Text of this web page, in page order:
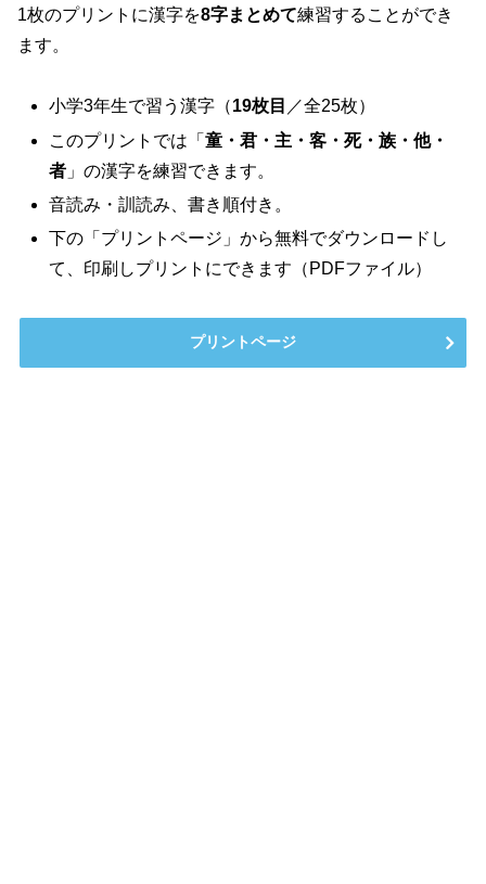
1枚のプリントに漢字を8字まとめて練習することができ
ます。
小学3年生で習う漢字（19枚目 ／全25枚）
このプリントでは「童・君・主・客・死・族・他・
者 」の漢字を練習できます。
音読み・訓読み、書き順付き。
下の「プリントページ」から無料でダウンロードし
て、印刷しプリントにできます（PDFファイル）
プリントページ